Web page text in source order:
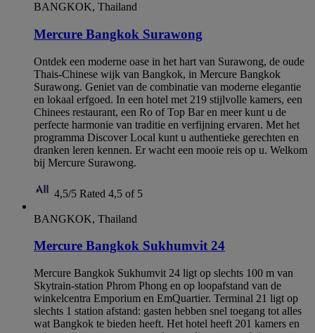
BANGKOK, Thailand
Mercure Bangkok Surawong
Ontdek een moderne oase in het hart van Surawong, de oude
Thais-Chinese wijk van Bangkok, in Mercure Bangkok
Surawong. Geniet van de combinatie van moderne elegantie
en lokaal erfgoed. In een hotel met 219 stijlvolle kamers, een
Chinees restaurant, een Ro of Top Bar en meer kunt u de
perfecte harmonie van traditie en verfijning ervaren. Met het
programma Discover Local kunt u authentieke gerechten en
dranken leren kennen. Er wacht een mooie reis op u. Welkom
bij Mercure Surawong.
4,5/5 Rated 4,5 of 5
BANGKOK, Thailand
Mercure Bangkok Sukhumvit 24
Mercure Bangkok Sukhumvit 24 ligt op slechts 100 m van
Skytrain-station Phrom Phong en op loopafstand van de
winkelcentra Emporium en EmQuartier. Terminal 21 ligt op
slechts 1 station afstand: gasten hebben snel toegang tot alles
wat Bangkok te bieden heeft. Het hotel heeft 201 kamers en